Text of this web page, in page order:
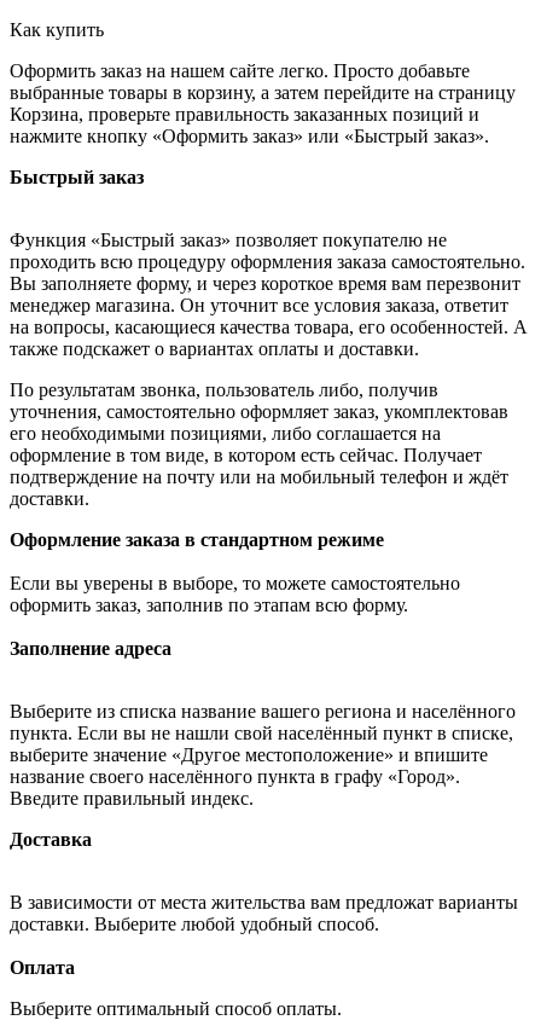
Как купить
Оформить заказ на нашем сайте легко. Просто добавьте
выбранные товары в корзину, а затем перейдите на страницу
Корзина, проверьте правильность заказанных позиций и
нажмите кнопку «Оформить заказ» или «Быстрый заказ».
Быстрый заказ
Функция «Быстрый заказ» позволяет покупателю не
проходить всю процедуру оформления заказа самостоятельно.
Вы заполняете форму, и через короткое время вам перезвонит
менеджер магазина. Он уточнит все условия заказа, ответит
на вопросы, касающиеся качества товара, его особенностей. А
также подскажет о вариантах оплаты и доставки.
По результатам звонка, пользователь либо, получив
уточнения, самостоятельно оформляет заказ, укомплектовав
его необходимыми позициями, либо соглашается на
оформление в том виде, в котором есть сейчас. Получает
подтверждение на почту или на мобильный телефон и ждёт
доставки.
Оформление заказа в стандартном режиме
Если вы уверены в выборе, то можете самостоятельно
оформить заказ, заполнив по этапам всю форму.
Заполнение адреса
Выберите из списка название вашего региона и населённого
пункта. Если вы не нашли свой населённый пункт в списке,
выберите значение «Другое местоположение» и впишите
название своего населённого пункта в графу «Город».
Введите правильный индекс.
Доставка
В зависимости от места жительства вам предложат варианты
доставки. Выберите любой удобный способ.
Оплата
Выберите оптимальный способ оплаты.